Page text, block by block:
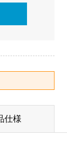
仕様